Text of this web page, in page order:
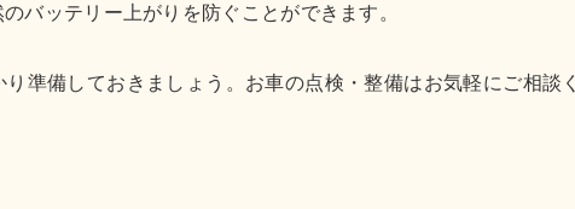
バッテリー上がりを防ぐことができます。
準備しておきましょう。お車の点検・整備はお気軽にご相談く